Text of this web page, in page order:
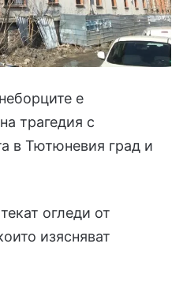
е
трагедия с
в Тютюневия град и
огледи от
изясняват